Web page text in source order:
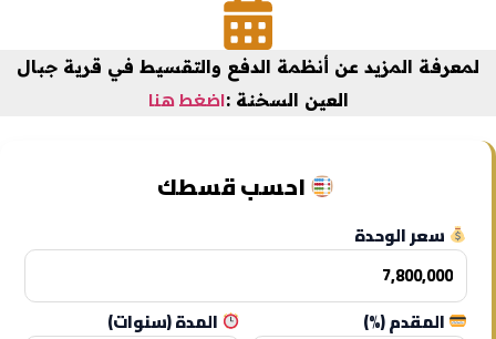
لمعرفة المزيد عن أنظمة الدفع والتقسيط في قرية جبال
العين السخنة :اضغط هنا
احسب قسطك
سعر الوحدة
المقدم (%) المدة (سنوات)